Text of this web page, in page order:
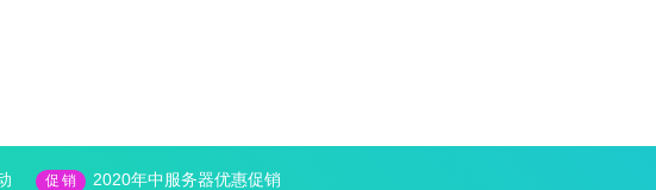
促销 2020年中服务器优惠促销